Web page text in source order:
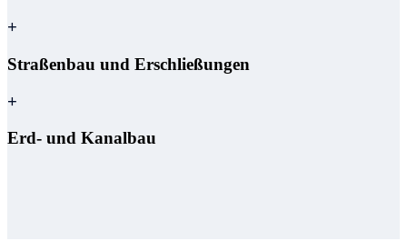
+
Straßenbau und Erschließungen
+
Erd- und Kanalbau